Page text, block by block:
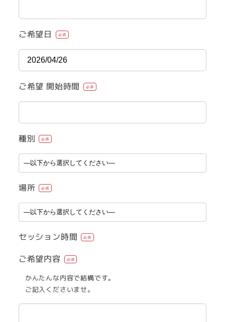
ご希望日 必須
ご希望 開始時間 必須
種別 必須
場所 必須
セッション時間 必須
ご希望内容 必須
かんたんな内容で結構です。
ご記入くださいませ。